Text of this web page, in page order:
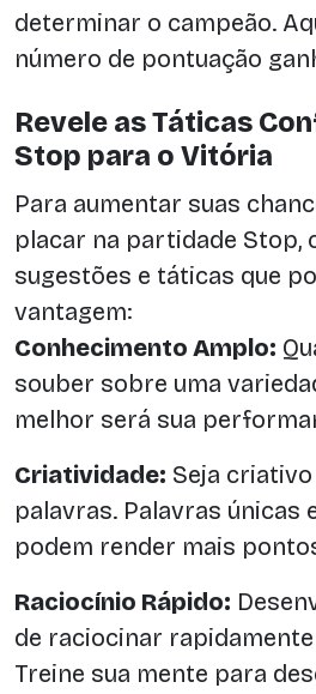
determinar o campeão.
número de pontuação
Revele as Táticas
Stop para o Vitória
Para aumentar suas
placar na partidade Stop,
sugestões e táticas que
vantagem:
Conhecimento Amplo:
souber sobre uma
melhor será sua
Criatividade: Seja
palavras. Palavras únicas
podem render mais
Raciocínio Rápido:
de raciocinar
Treine sua mente para